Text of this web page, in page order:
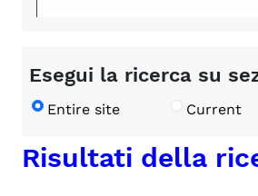
Esegui la ricerca su
Entire site Current
Risultati della